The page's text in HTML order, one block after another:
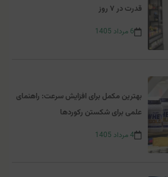
قدرت در ۷ روز
6 مرداد 1405
بهترین مکمل برای افزایش سرعت: راهنمای
علمی برای شکستن رکوردها
4مرداد 1405